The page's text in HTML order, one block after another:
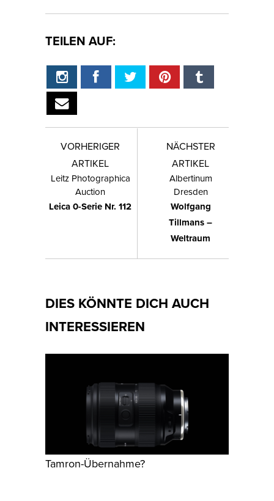
TEILEN AUF:
VORHERIGER
ARTIKEL
Leitz Photographica
Auction
Leica 0-Serie Nr. 112
NÄCHSTER
ARTIKEL
Albertinum
Dresden
Wolfgang
Tillmans –
Weltraum
DIES KÖNNTE DICH AUCH
INTERESSIEREN
Tamron-Übernahme?